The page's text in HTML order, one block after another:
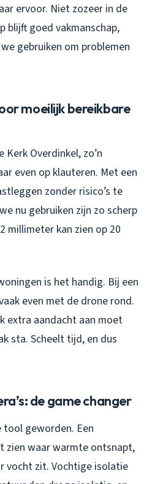
ervoor. Niet zozeer in de
blijft goed vakmanschap,
gebruiken om problemen
moeilijk bereikbare
Overdinkel, zo’n
even op klauteren. Met een
zonder risico’s te
nu gebruiken zijn zo scherp
millimeter kan zien op 20
is het handig. Bij een
even met de drone rond.
extra aandacht aan moet
sta. Scheelt tijd, en dus
de game changer
geworden. Een
zien waar warmte ontsnapt,
vocht zit. Vochtige isolatie